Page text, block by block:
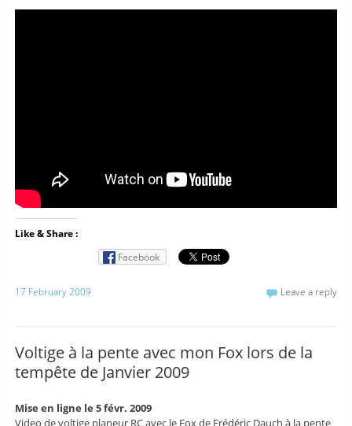
Like & Share :
Facebook
17 February 2009 Leave a reply
Voltige à la pente avec mon Fox lors de la
tempête de Janvier 2009
Mise en ligne le 5 févr. 2009
Video de voltige planeur RC avec le Fox de Frédéric Dauch à la pente